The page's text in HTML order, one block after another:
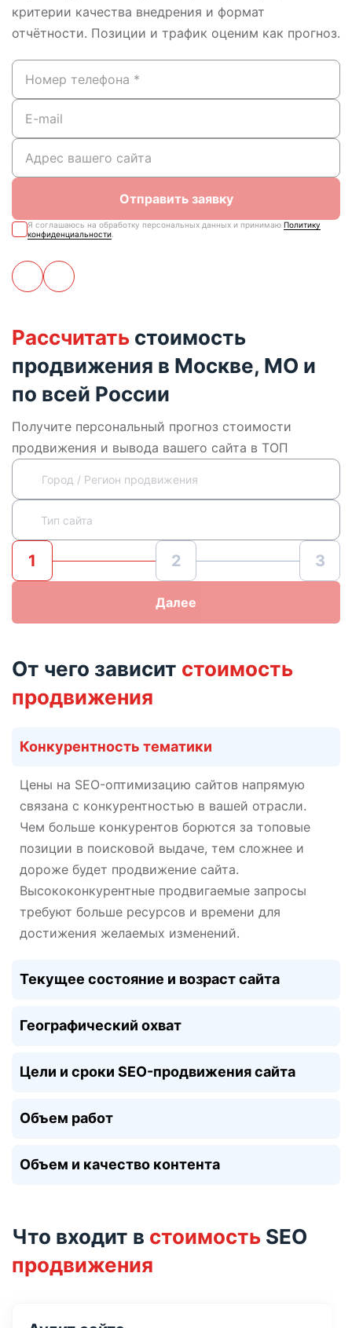
критерии качества внедрения и формат
отчётности. Позиции и трафик оценим как прогноз.
Я соглашаюсь на обработку персональных данных и принимаю Политику
конфиденциальности
Отправить заявку
Рассчитать стоимость
продвижения в Москве, МО и
по всей России
Получите персональный прогноз стоимости
продвижения и вывода вашего сайта в ТОП
1 2 3
Далее
От чего зависит стоимость
продвижения
Конкурентность тематики
Цены на SEO-оптимизацию сайтов напрямую
связана с конкурентностью в вашей отрасли.
Чем больше конкурентов борются за топовые
позиции в поисковой выдаче, тем сложнее и
дороже будет продвижение сайта.
Высококонкурентные продвигаемые запросы
требуют больше ресурсов и времени для
достижения желаемых изменений.
Текущее состояние и возраст сайта
Географический охват
Цели и сроки SEO-продвижения сайта
Объем работ
Объем и качество контента
Что входит в стоимость SEO
продвижения